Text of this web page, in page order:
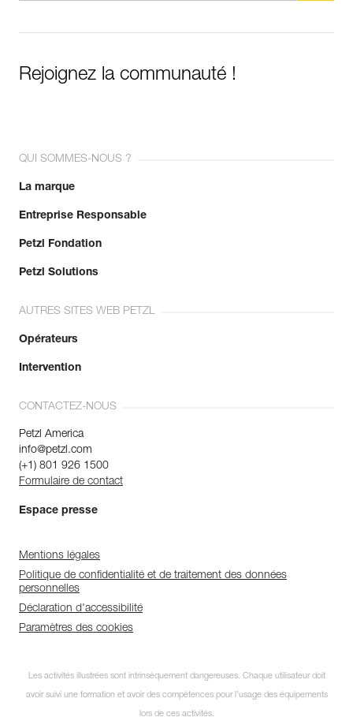
Rejoignez la communauté !
QUI SOMMES-NOUS ?
La marque
Entreprise Responsable
Petzl Fondation
Petzl Solutions
AUTRES SITES WEB PETZL
Opérateurs
Intervention
CONTACTEZ-NOUS
Petzl America
info@petzl.com
(+1) 801 926 1500
Formulaire de contact
Espace presse
Mentions légales
Politique de confidentialité et de traitement des données
personnelles
Déclaration d'accessibilité
Paramètres des cookies
Les activités illustrées sont intrinsèquement dangereuses. Chaque utilisateur doit
avoir suivi une formation et avoir des compétences pour l’usage des équipements
lors de ces activités.